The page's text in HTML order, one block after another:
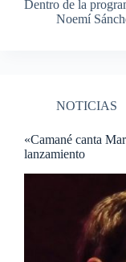
Dentro de la
Noemí
NOTICIAS
«Camané canta
lanzamiento